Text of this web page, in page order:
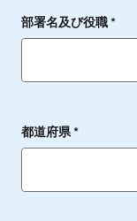
部署名及び役職 *
都道府県 *